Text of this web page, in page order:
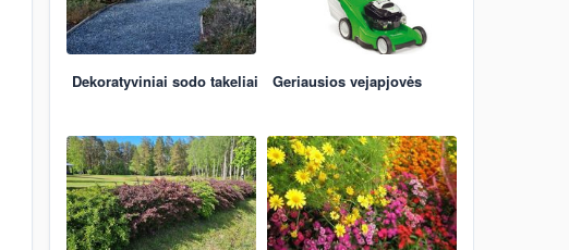
Dekoratyviniai sodo takeliai Geriausios vejapjovės